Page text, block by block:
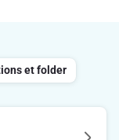
et folder